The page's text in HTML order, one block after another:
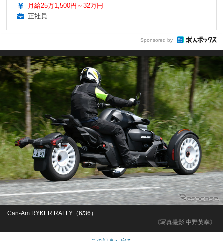
月給25万1,500円～32万円
正社員
Sponsored by
《写真撮影 中野英幸》
Can-Am RYKER RALLY（6/36）